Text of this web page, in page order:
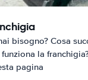
bisogno? Cosa
la
pagina